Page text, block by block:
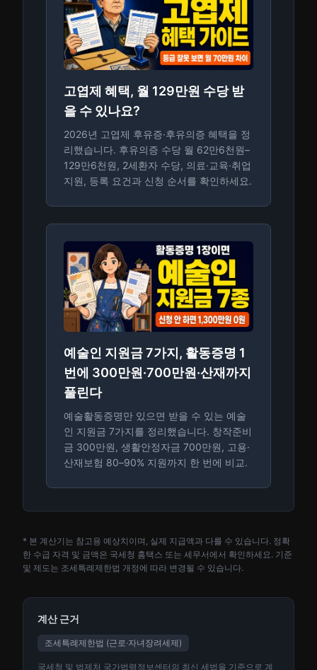
고엽제 혜택, 월 129만원 수당 받
을 수 있나요?
2026년 고엽제 후유증·후유의증 혜택을 정
리했습니다. 후유의증 수당 월 62만6천원–
129만6천원, 2세환자 수당, 의료·교육·취업
지원, 등록 요건과 신청 순서를 확인하세요.
예술인 지원금 7가지, 활동증명 1
번에 300만원·700만원·산재까지
풀린다
예술활동증명만 있으면 받을 수 있는 예술
인 지원금 7가지를 정리했습니다. 창작준비
금 300만원, 생활안정자금 700만원, 고용·
산재보험 80–90% 지원까지 한 번에 비교.
* 본 계산기는 참고용 예상치이며, 실제 지급액과 다를 수 있습니다. 정확
한 수급 자격 및 금액은 국세청 홈택스 또는 세무서에서 확인하세요. 기준
및 제도는 조세특례제한법 개정에 따라 변경될 수 있습니다.
계산 근거
조세특례제한법 (근로·자녀장려세제)
국세청 및 법제처 국가법령정보센터의 최신 세법을 기준으로 계